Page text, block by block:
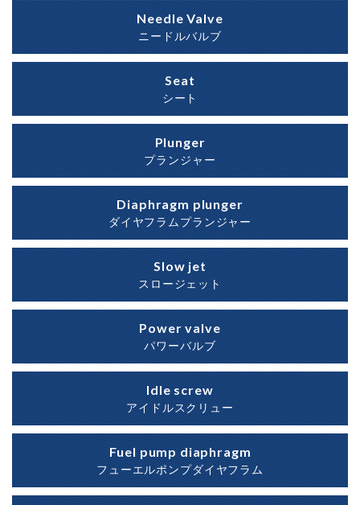
Needle Valve
ニードルバルブ
Seat
シート
Plunger
プランジャー
Diaphragm plunger
ダイヤフラムプランジャー
Slow jet
スロージェット
Power valve
パワーバルブ
Idle screw
アイドルスクリュー
Fuel pump diaphragm
フューエルポンプダイヤフラム